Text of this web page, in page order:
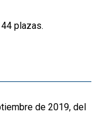
plazas.
de 2019, del